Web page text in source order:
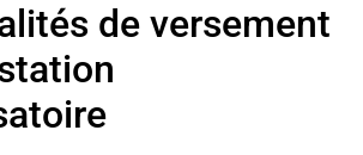
de versement